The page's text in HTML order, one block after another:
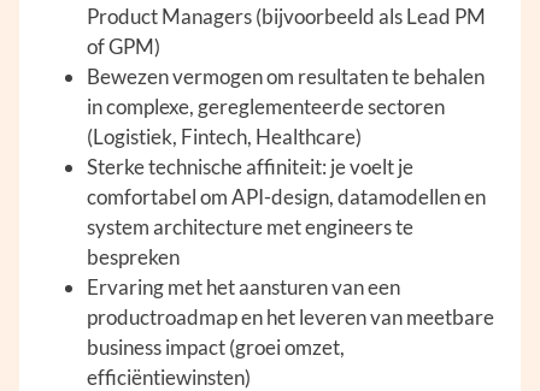
Product Managers (bijvoorbeeld als Lead PM
of GPM)
Bewezen vermogen om resultaten te behalen
in complexe, gereglementeerde sectoren
(Logistiek, Fintech, Healthcare)
Sterke technische affiniteit: je voelt je
comfortabel om API-design, datamodellen en
system architecture met engineers te
bespreken
Ervaring met het aansturen van een
productroadmap en het leveren van meetbare
business impact (groei omzet,
efficiëntiewinsten)